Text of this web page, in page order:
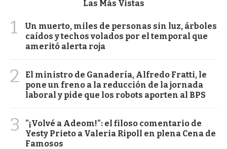
Las Más Vistas
1
Un muerto, miles de personas sin luz, árboles
caídos y techos volados por el temporal que
ameritó alerta roja
2
El ministro de Ganadería, Alfredo Fratti, le
pone un freno a la reducción de la jornada
laboral y pide que los robots aporten al BPS
3
"¡Volvé a Adeom!": el filoso comentario de
Yesty Prieto a Valeria Ripoll en plena Cena de
Famosos